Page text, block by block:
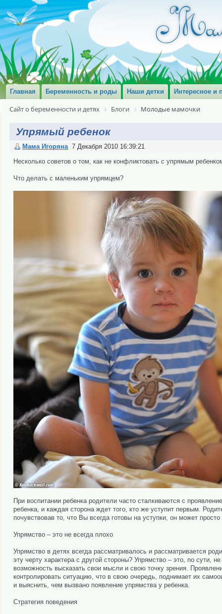
Главная Беременность и роды Наши детки Интересное и
Сайт о беременности и детях Блоги Молодые мамочки
Упрямый ребенок
Мама Игоряна 7 Декабря 2010 16:39:21
Несколько советов о том, как не конфликтовать с упрямым
Что делать с маленьким упрямцем?
При воспитании ребенка родители часто сталкиваются с
ребенка, и каждая сторона ждет того, кто же уступит первым.
почувствовав то, что Вы всегда готовы на уступки, он может
Упрямство – это не всегда плохо
Упрямство в детях всегда рассматривалось и рассматривается
эту черту характера с другой стороны? Упрямство – это, по сути,
возможность высказать свои мысли и свою точку зрения.
контролировать ситуацию, что в свою очередь, поднимает их
и выяснить, чем вызвано появление упрямства у ребенка.
Стратегия поведения